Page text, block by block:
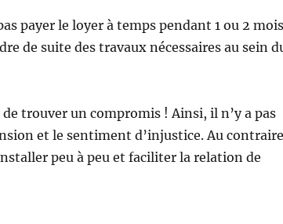
payer le loyer à temps pendant 1 ou 2
de suite des travaux nécessaires au sein
trouver un compromis ! Ainsi, il n’y a pas
et le sentiment d’injustice. Au
peu à peu et faciliter la relation de